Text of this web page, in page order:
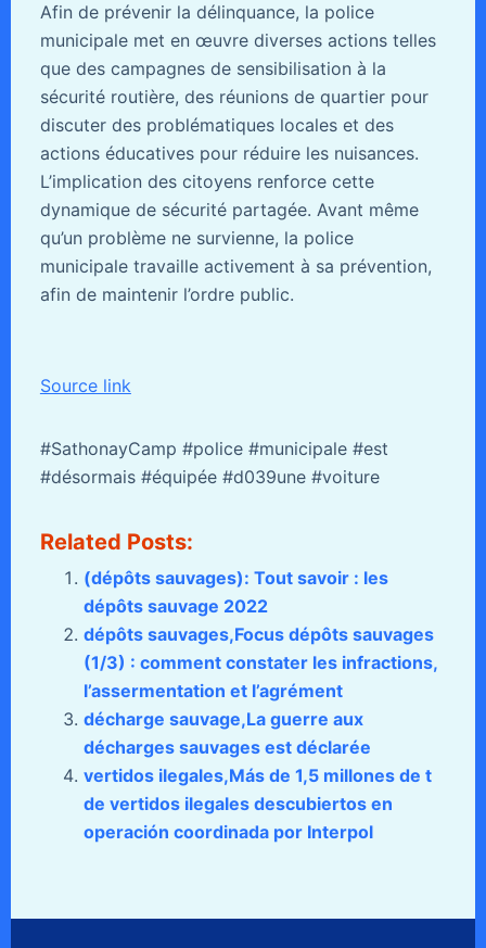
Afin de prévenir la délinquance, la police
municipale met en œuvre diverses actions telles
que des campagnes de sensibilisation à la
sécurité routière, des réunions de quartier pour
discuter des problématiques locales et des
actions éducatives pour réduire les nuisances.
L’implication des citoyens renforce cette
dynamique de sécurité partagée. Avant même
qu’un problème ne survienne, la police
municipale travaille activement à sa prévention,
afin de maintenir l’ordre public.
Source link
#SathonayCamp #police #municipale #est
#désormais #équipée #d039une #voiture
Related Posts:
(dépôts sauvages): Tout savoir : les
dépôts sauvage 2022
dépôts sauvages,Focus dépôts sauvages
(1/3) : comment constater les infractions,
l’assermentation et l’agrément
décharge sauvage,La guerre aux
décharges sauvages est déclarée
vertidos ilegales,Más de 1,5 millones de t
de vertidos ilegales descubiertos en
operación coordinada por Interpol